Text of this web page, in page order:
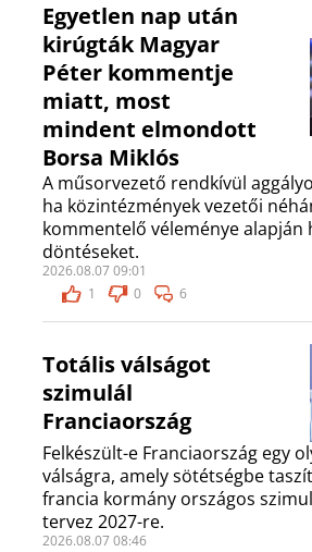
Egyetlen nap után
kirúgták Magyar
Péter kommentje
miatt, most
mindent elmondott
Borsa Miklós
A műsorvezető rendkívül
ha közintézmények vezetői
kommentelő véleménye alapján
döntéseket.
2026.08.07 09:01
1
0 6
Totális válságot
szimulál
Franciaország
Felkészült-e Franciaország egy
válságra, amely sötétségbe
francia kormány országos
tervez 2027-re.
2026.08.07 08:46